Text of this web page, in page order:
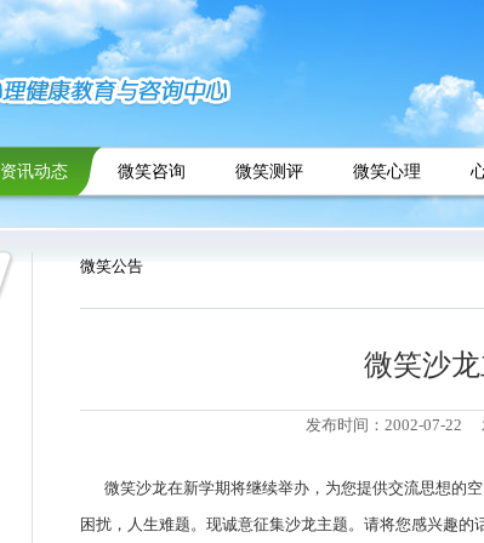
资讯动态 微笑咨询 微笑测评 微笑心理
微笑公告
微笑沙
发布时间：2002-07-22
微笑沙龙在新学期将继续举办，为您提供交流思想的
困扰，人生难题。现诚意征集沙龙主题。请将您感兴趣